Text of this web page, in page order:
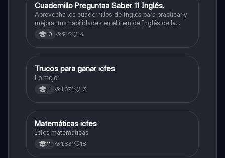
ICFES: Inglés
Cuadernillo Preguntaa Saber 11 Inglés.
Aprovecha los cuadernillos de Inglés para practicar y
mejorar tus habilidades en el ítem de Inglés de la
Prueba Saber 11. 🫡
10 912 14
Química
Trucos para ganar icfes
Lo mejor
11 1,074 13
ICFES: Matemáticas
Matemáticas icfes
Icfes matemáticas
11 1,831 18